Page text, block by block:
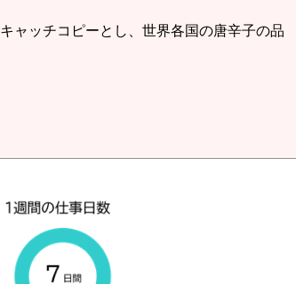
ャッチコピーとし、世界各国の唐辛子の品